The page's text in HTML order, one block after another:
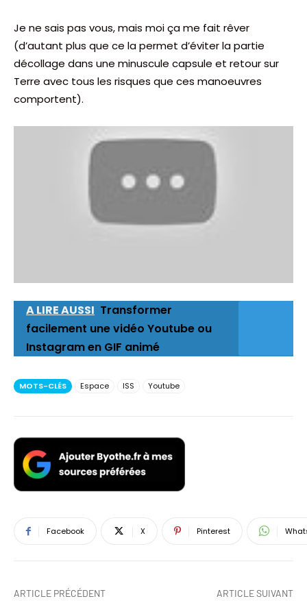
Je ne sais pas vous, mais moi ça me fait rêver
(d’autant plus que ce la permet d’éviter la partie
décollage dans une minuscule capsule et retour sur
Terre avec tous les risques que ces manoeuvres
comportent).
A LIRE AUSSI Transformer
facilement une vidéo Youtube ou
Instagram en GIF animé
MOTS-CLÉS Espace ISS Youtube
Facebook X Pinterest
ARTICLE PRÉCÉDENT ARTICLE SUIVANT